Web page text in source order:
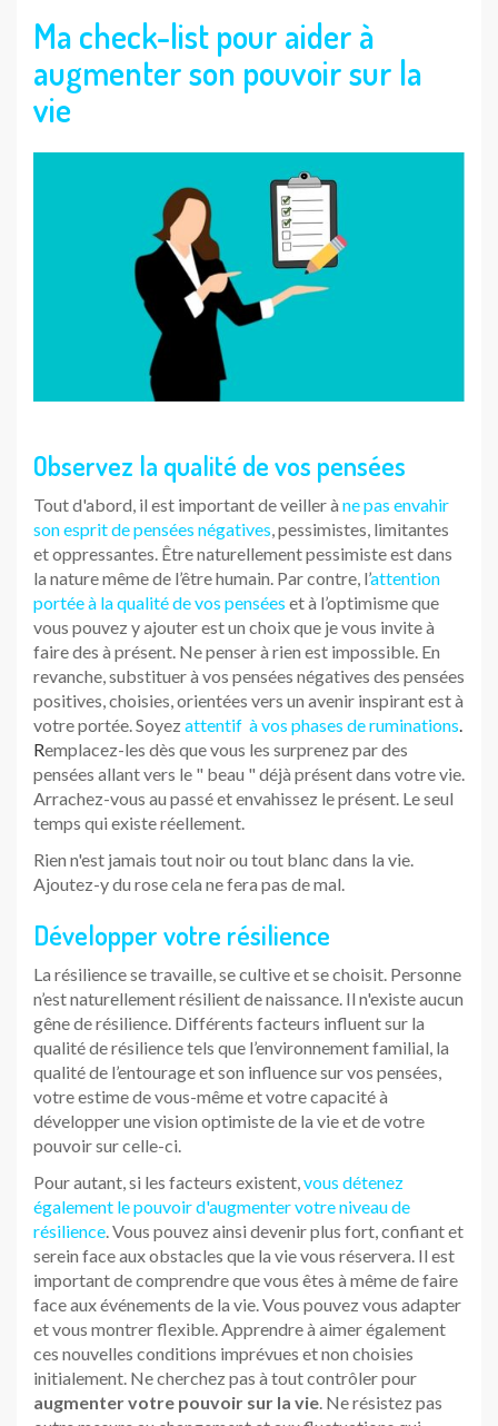
Ma check-list pour aider à
augmenter son pouvoir sur la
vie
Observez la qualité de vos pensées
Tout d'abord, il est important de veiller à ne pas envahir
son esprit de pensées négatives, pessimistes, limitantes
et oppressantes. Être naturellement pessimiste est dans
la nature même de l’être humain. Par contre, l’attention
portée à la qualité de vos pensées et à l’optimisme que
vous pouvez y ajouter est un choix que je vous invite à
faire des à présent. Ne penser à rien est impossible. En
revanche, substituer à vos pensées négatives des pensées
positives, choisies, orientées vers un avenir inspirant est à
votre portée. Soyezattentif à vos phases de ruminations.
Remplacez-les dès que vous les surprenez par des
pensées allant vers le " beau " déjà présent dans votre vie.
Arrachez-vous au passé et envahissez le présent. Le seul
temps qui existe réellement.
Rien n'est jamais tout noir ou tout blanc dans la vie.
Ajoutez-y du rose cela ne fera pas de mal.
Développer votre résilience
La résilience se travaille, se cultive et se choisit. Personne
n’est naturellement résilient de naissance. Il n'existe aucun
gêne de résilience. Différents facteurs influent sur la
qualité de résilience tels que l’environnement familial, la
qualité de l’entourage et son influence sur vos pensées,
votre estime de vous-même et votre capacité à
développer une vision optimiste de la vie et de votre
pouvoir sur celle-ci.
Pour autant, si les facteurs existent,vous détenez
également le pouvoir d'augmenter votre niveau de
résilience. Vous pouvez ainsi devenir plus fort, confiant et
serein face aux obstacles que la vie vous réservera. Il est
important de comprendre que vous êtes à même de faire
face aux événements de la vie. Vous pouvez vous adapter
et vous montrer flexible. Apprendre à aimer également
ces nouvelles conditions imprévues et non choisies
initialement. Ne cherchez pas à tout contrôler pour
augmenter votre pouvoir sur la vie. Ne résistez pas